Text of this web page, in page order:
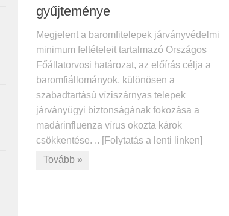
gyűjteménye
Megjelent a baromfitelepek járványvédelmi
minimum feltételeit tartalmazó Országos
Főállatorvosi határozat, az előírás célja a
baromfiállományok, különösen a
szabadtartású víziszárnyas telepek
járványügyi biztonságának fokozása a
madárinfluenza vírus okozta károk
csökkentése. .. [Folytatás a lenti linken]
Tovább »